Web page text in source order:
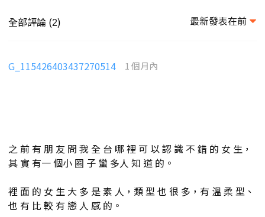
全部評論 (2) 最新發表在前
G_115426403437270514 1 個月內
之 前 有 朋 友 問 我 全 台 哪 裡 可 以 認 識 不 錯 的 女 生，
其 實 有一 個小 圈 子 蠻 多人 知 道 的。
裡 面 的 女 生 大 多 是 素 人，類 型 也 很 多，有 溫 柔 型、
也 有 比 較 有 戀 人 感 的。